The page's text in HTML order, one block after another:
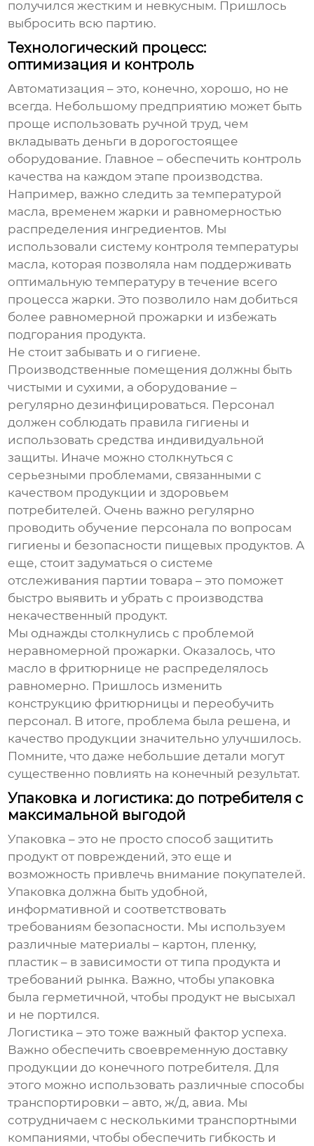
получился жестким и невкусным. Пришлось
выбросить всю партию.
Технологический процесс:
оптимизация и контроль
Автоматизация – это, конечно, хорошо, но не
всегда. Небольшому предприятию может быть
проще использовать ручной труд, чем
вкладывать деньги в дорогостоящее
оборудование. Главное – обеспечить контроль
качества на каждом этапе производства.
Например, важно следить за температурой
масла, временем жарки и равномерностью
распределения ингредиентов. Мы
использовали систему контроля температуры
масла, которая позволяла нам поддерживать
оптимальную температуру в течение всего
процесса жарки. Это позволило нам добиться
более равномерной прожарки и избежать
подгорания продукта.
Не стоит забывать и о гигиене.
Производственные помещения должны быть
чистыми и сухими, а оборудование –
регулярно дезинфицироваться. Персонал
должен соблюдать правила гигиены и
использовать средства индивидуальной
защиты. Иначе можно столкнуться с
серьезными проблемами, связанными с
качеством продукции и здоровьем
потребителей. Очень важно регулярно
проводить обучение персонала по вопросам
гигиены и безопасности пищевых продуктов. А
еще, стоит задуматься о системе
отслеживания партии товара – это поможет
быстро выявить и убрать с производства
некачественный продукт.
Мы однажды столкнулись с проблемой
неравномерной прожарки. Оказалось, что
масло в фритюрнице не распределялось
равномерно. Пришлось изменить
конструкцию фритюрницы и переобучить
персонал. В итоге, проблема была решена, и
качество продукции значительно улучшилось.
Помните, что даже небольшие детали могут
существенно повлиять на конечный результат.
Упаковка и логистика: до потребителя с
максимальной выгодой
Упаковка – это не просто способ защитить
продукт от повреждений, это еще и
возможность привлечь внимание покупателей.
Упаковка должна быть удобной,
информативной и соответствовать
требованиям безопасности. Мы используем
различные материалы – картон, пленку,
пластик – в зависимости от типа продукта и
требований рынка. Важно, чтобы упаковка
была герметичной, чтобы продукт не высыхал
и не портился.
Логистика – это тоже важный фактор успеха.
Важно обеспечить своевременную доставку
продукции до конечного потребителя. Для
этого можно использовать различные способы
транспортировки – авто, ж/д, авиа. Мы
сотрудничаем с несколькими транспортными
компаниями, чтобы обеспечить гибкость и